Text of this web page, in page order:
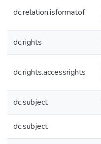
dc.relation.isformatof
dc.rights
dc.rights.accessrights
dc.subject
dc.subject